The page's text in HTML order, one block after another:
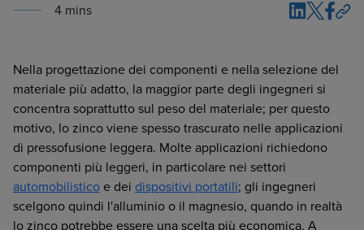
4 mins
Nella progettazione dei componenti e nella selezione del
materiale più adatto, la maggior parte degli ingegneri si
concentra soprattutto sul peso del materiale; per questo
motivo, lo zinco viene spesso trascurato nelle applicazioni
di pressofusione leggera. Molte applicazioni richiedono
componenti più leggeri, in particolare nei settori
automobilisticoe dei dispositivi portatili; gli ingegneri
scelgono quindi l'alluminio o il magnesio, quando in realtà
lo zinco potrebbe essere una scelta più economica. A